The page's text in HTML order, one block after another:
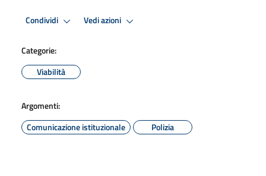
Condividi Vedi azioni
Categorie:
Viabilità
Argomenti:
Comunicazione istituzionale
Polizia